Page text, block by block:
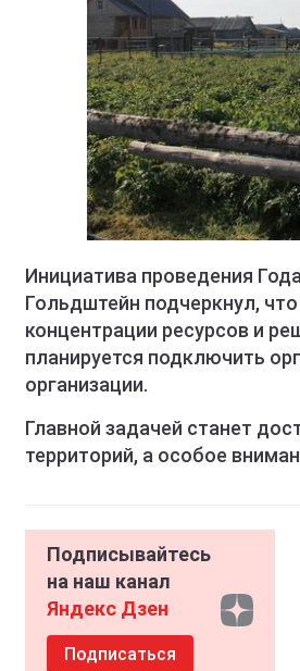
Инициатива проведения
Гольдштейн подчеркнул,
концентрации ресурсов и
планируется подключить
организации.
Главной задачей станет
территорий, а особое
Подписывайтесь
на наш канал
Яндекс Дзен
Подписаться